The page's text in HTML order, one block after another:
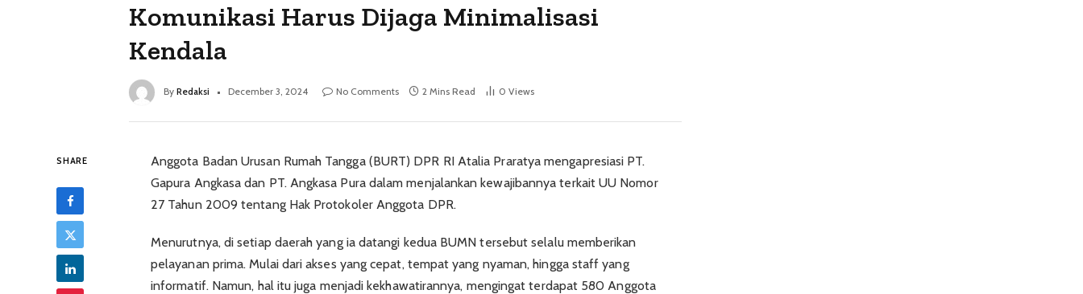
Komunikasi Harus Dijaga Minimalisasi
Kendala
By Redaksi December 3, 2024 No Comments 2 Mins Read 0 Views
SHARE
Anggota Badan Urusan Rumah Tangga (BURT) DPR RI Atalia Praratya mengapresiasi PT.
Gapura Angkasa dan PT. Angkasa Pura dalam menjalankan kewajibannya terkait UU Nomor
27 Tahun 2009 tentang Hak Protokoler Anggota DPR.
Menurutnya, di setiap daerah yang ia datangi kedua BUMN tersebut selalu memberikan
pelayanan prima. Mulai dari akses yang cepat, tempat yang nyaman, hingga staff yang
informatif. Namun, hal itu juga menjadi kekhawatirannya, mengingat terdapat 580 Anggota